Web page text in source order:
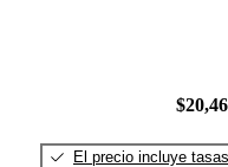
El precio incluye tasas